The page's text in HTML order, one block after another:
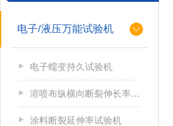
电子/液压万能试验机
电子蠕变持久试验机
溶喷布纵横向断裂伸长率检测器
涂料断裂延伸率试验机